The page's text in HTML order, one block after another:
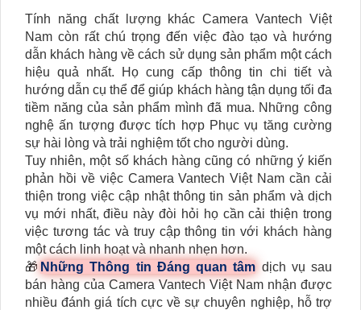
Tính năng chất lượng khác Camera Vantech Việt
Nam còn rất chú trọng đến việc đào tạo và hướng
dẫn khách hàng về cách sử dụng sản phẩm một cách
hiệu quả nhất. Họ cung cấp thông tin chi tiết và
hướng dẫn cụ thể để giúp khách hàng tận dụng tối đa
tiềm năng của sản phẩm mình đã mua. Những công
nghệ ấn tượng được tích hợp Phục vụ tăng cường
sự hài lòng và trải nghiệm tốt cho người dùng.
Tuy nhiên, một số khách hàng cũng có những ý kiến
phản hồi về việc Camera Vantech Việt Nam cần cải
thiện trong việc cập nhật thông tin sản phẩm và dịch
vụ mới nhất, điều này đòi hỏi họ cần cải thiện trong
việc tương tác và truy cập thông tin với khách hàng
một cách linh hoạt và nhanh nhẹn hơn.
🎁 Những Thông tin Đáng quan tâm dịch vụ sau
bán hàng của Camera Vantech Việt Nam nhận được
nhiều đánh giá tích cực về sự chuyên nghiệp, hỗ trợ